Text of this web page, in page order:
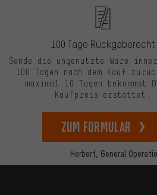
Herbert, General
100 Tage Rückgaberecht
Sende die ungenutzte Ware
100 Tagen nach dem Kauf
maximal 10 Tagen bekommst
Kaufpreis erstattet.
zum Formular